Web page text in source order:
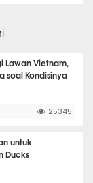
Lawan Vietnam,
soal Kondisinya
25345
untuk
Ducks